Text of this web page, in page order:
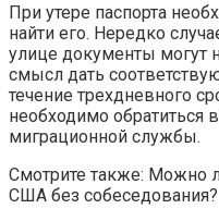
При утере паспорта
найти его. Нередко
улице документы могут
смысл дать
течение трехдневного
необходимо обратиться
миграционной службы.
Смотрите также: Можно
США без собеседования?